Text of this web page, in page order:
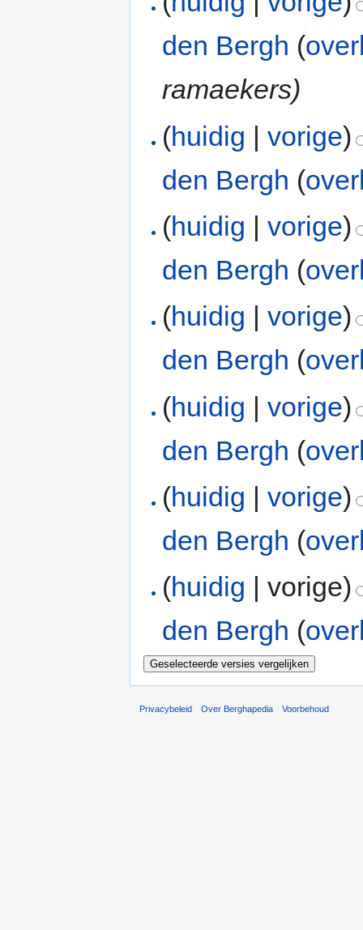
den Bergh (
ramaekers)
(huidig |vorige)
den Bergh (
(huidig |vorige)
den Bergh (
(huidig |vorige)
den Bergh (
(huidig |vorige)
den Bergh (
(huidig |vorige)
den Bergh (
(huidig | vorige)
den Bergh (
Privacybeleid Over Berghapedia Voorbehoud